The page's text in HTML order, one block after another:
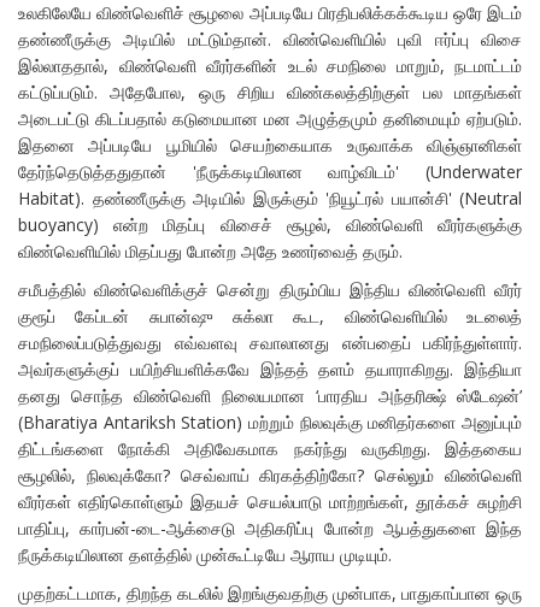
உலகிலேயே விண்வெளிச் சூழலை அப்படியே பிரதிபலிக்கக்கூடிய ஒரே இடம்
தண்ணீருக்கு அடியில் மட்டும்தான். விண்வெளியில் புவி ஈர்ப்பு விசை
இல்லாததால், விண்வெளி வீரர்களின் உடல் சமநிலை மாறும், நடமாட்டம்
கட்டுப்படும். அதேபோல, ஒரு சிறிய விண்கலத்திற்குள் பல மாதங்கள்
அடைபட்டு கிடப்பதால் கடுமையான மன அழுத்தமும் தனிமையும் ஏற்படும்.
இதனை அப்படியே பூமியில் செயற்கையாக உருவாக்க விஞ்ஞானிகள்
தேர்ந்தெடுத்ததுதான் 'நீருக்கடியிலான வாழ்விடம்' (Underwater
Habitat). தண்ணீருக்கு அடியில் இருக்கும் 'நியூட்ரல் பயான்சி' (Neutral
buoyancy) என்ற மிதப்பு விசைச் சூழல், விண்வெளி வீரர்களுக்கு
விண்வெளியில் மிதப்பது போன்ற அதே உணர்வைத் தரும்.
சமீபத்தில் விண்வெளிக்குச் சென்று திரும்பிய இந்திய விண்வெளி வீரர்
குரூப் கேப்டன் சுபான்ஷு சுக்லா கூட, விண்வெளியில் உடலைத்
சமநிலைப்படுத்துவது எவ்வளவு சவாலானது என்பதைப் பகிர்ந்துள்ளார்.
அவர்களுக்குப் பயிற்சியளிக்கவே இந்தத் தளம் தயாராகிறது. இந்தியா
தனது சொந்த விண்வெளி நிலையமான ‘பாரதிய அந்தரிக்ஷ் ஸ்டேஷன்’
(Bharatiya Antariksh Station) மற்றும் நிலவுக்கு மனிதர்களை அனுப்பும்
திட்டங்களை நோக்கி அதிவேகமாக நகர்ந்து வருகிறது. இத்தகைய
சூழலில், நிலவுக்கோ? செவ்வாய் கிரகத்திற்கோ? செல்லும் விண்வெளி
வீரர்கள் எதிர்கொள்ளும் இதயச் செயல்பாடு மாற்றங்கள், தூக்கச் சுழற்சி
பாதிப்பு, கார்பன்-டை-ஆக்சைடு அதிகரிப்பு போன்ற ஆபத்துகளை இந்த
நீருக்கடியிலான தளத்தில் முன்கூட்டியே ஆராய முடியும்.
முதற்கட்டமாக, திறந்த கடலில் இறங்குவதற்கு முன்பாக, பாதுகாப்பான ஒரு